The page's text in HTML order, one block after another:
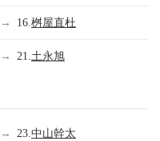
→ 16. 桝屋直杜
→ 21. 土永旭
→ 23. 中山幹太